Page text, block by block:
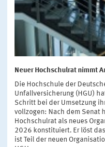
Neuer Hochschulrat nimmt
Die Hochschule der
Unfallversicherung (HGU)
Schritt bei der Umsetzung
vollzogen: Nach dem Senat
Hochschulrat als neues
2026 konstituiert. Er löst
ist Teil der neuen